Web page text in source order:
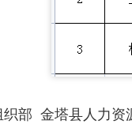
织部 金塔县人力资